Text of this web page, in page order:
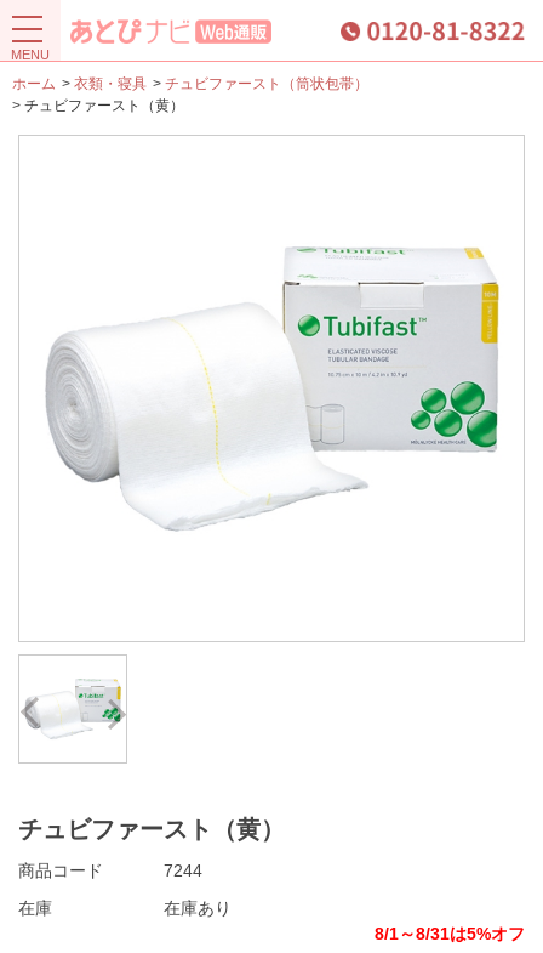
ホーム > 衣類・寝具 > チュビファースト（筒状包帯）
> チュビファースト（黄）
Prev
チュビファースト（黄）
8/1～8/31は5%オフ
商品コード
7244
在庫
在庫あり